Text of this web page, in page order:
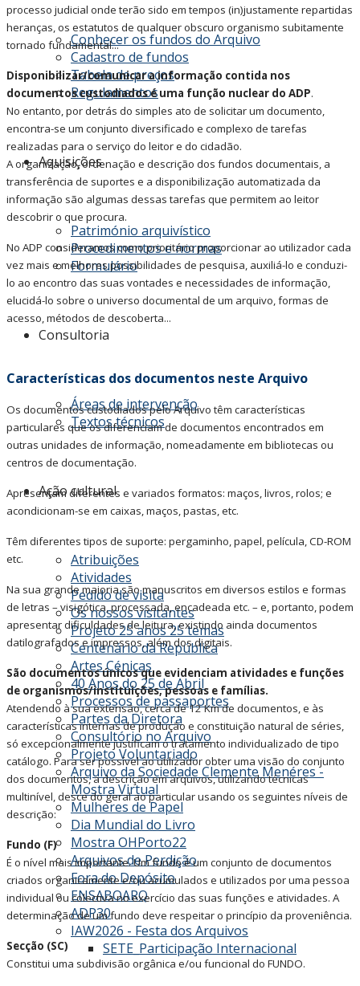
Conhecer os fundos do Arquivo
Cadastro de fundos
Tabela de preços
Regulamentos
Aquisições
Património arquivístico
Procedimentos e normas
Formulário
Consultoria
Áreas de intervenção
Textos técnicos
Ação cultural
Atribuições
Atividades
Pedido de visita
Os nossos visitantes
Projeto 25 anos 25 temas
Centenário da República
Artes Cénicas
40 Anos do 25 de Abril
Processos de passaportes
Partes da Diretora
Consultório no Arquivo
Projeto Voluntariado
Arquivo da Sociedade Clemente Menéres -
Mostra Virtual
Mulheres de Papel
Dia Mundial do Livro
Mostra OHPorto22
Arquivos de Perdição
Fora do Depósito
ENSABOARQ
ADP30
IAW2026 - Festa dos Arquivos
SETE_Participação Internacional
processo judicial onde terão sido em tempos (in)justamente repartidas
heranças, os estatutos de qualquer obscuro organismo subitamente
tornado fundamental...
Disponibilizar/comunicar a informação contida nos
documentos custodiados é uma função nuclear do ADP.
No entanto, por detrás do simples ato de solicitar um documento,
encontra-se um conjunto diversificado e complexo de tarefas
realizadas para o serviço do leitor e do cidadão.
A organização, ordenação e descrição dos fundos documentais, a
transferência de suportes e a disponibilização automatizada da
informação são algumas dessas tarefas que permitem ao leitor
descobrir o que procura.
No ADP consideramos como prioritário proporcionar ao utilizador cada
vez mais e melhores possibilidades de pesquisa, auxiliá-lo e conduzi-
lo ao encontro das suas vontades e necessidades de informação,
elucidá-lo sobre o universo documental de um arquivo, formas de
acesso, métodos de descoberta...
Características dos documentos neste Arquivo
Os documentos custodiados pelo Arquivo têm características
particulares que os diferenciam de documentos encontrados em
outras unidades de informação, nomeadamente em bibliotecas ou
centros de documentação.
Apresentam diferentes e variados formatos: maços, livros, rolos; e
acondicionam-se em caixas, maços, pastas, etc.
Têm diferentes tipos de suporte: pergaminho, papel, película, CD-ROM
etc.
Na sua grande maioria são manuscritos em diversos estilos e formas
de letras – visigótica, processada, encadeada etc. – e, portanto, podem
apresentar dificuldades de leitura, existindo ainda documentos
datilografados e impressos, além dos digitais.
São documentos únicos que evidenciam atividades e funções
de organismos/instituições, pessoas e famílias.
Atendendo à sua extensão, cerca de 12 Km de documentos, e às
características internas de produção e constituição natural de séries,
só excepcionalmente justificam o tratamento individualizado de tipo
catálogo. Para ser possível ao utilizador obter uma visão do conjunto
dos documentos, a descrição em arquivos, utilizando técnicas
multinível, desce do geral ao particular usando os seguintes níveis de
descrição:
Fundo (F)
É o nível mais importante. Um fundo é um conjunto de documentos
criados organicamente e/ou acumulados e utilizados por uma pessoa
individual ou colectiva no exercício das suas funções e atividades. A
determinação de um fundo deve respeitar o princípio da proveniência.
Secção (SC)
Constitui uma subdivisão orgânica e/ou funcional do FUNDO.